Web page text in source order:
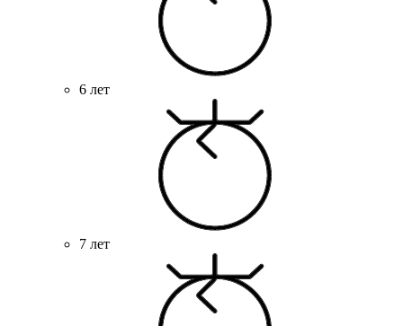
6 лет
7 лет